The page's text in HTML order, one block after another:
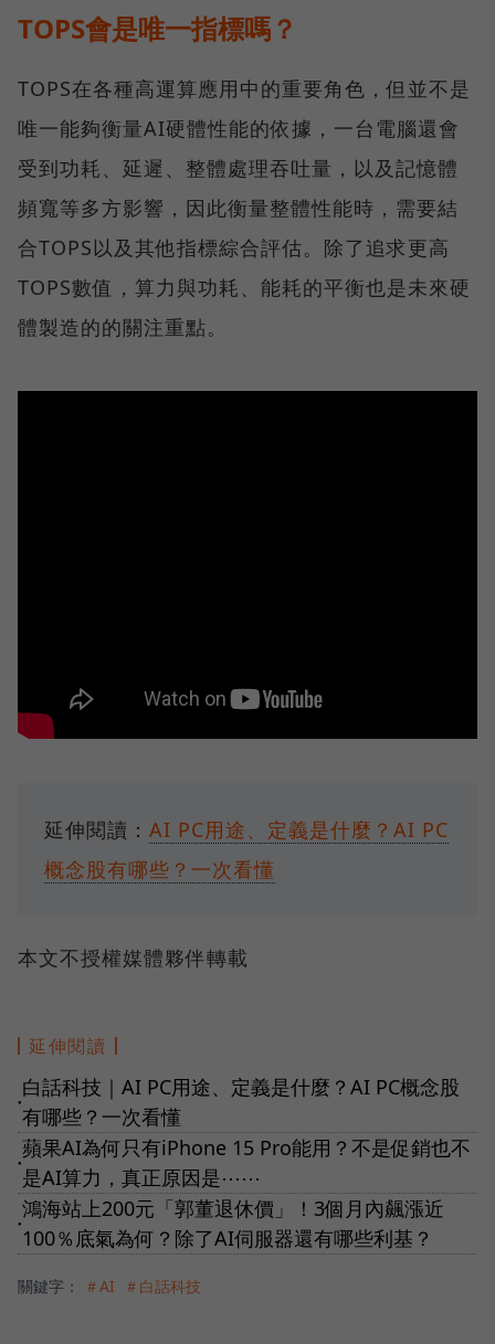
TOPS會是唯一指標嗎？
TOPS在各種高運算應用中的重要角色，但並不是
唯一能夠衡量AI硬體性能的依據，一台電腦還會
受到功耗、延遲、整體處理吞吐量，以及記憶體
頻寬等多方影響，因此衡量整體性能時，需要結
合TOPS以及其他指標綜合評估。除了追求更高
TOPS數值，算力與功耗、能耗的平衡也是未來硬
體製造的的關注重點。
延伸閱讀： AI PC用途、定義是什麼？AI PC
概念股有哪些？一次看懂
本文不授權媒體夥伴轉載
延伸閱讀
●
白話科技｜AI PC用途、定義是什麼？AI PC概念股
有哪些？一次看懂
●
蘋果AI為何只有iPhone 15 Pro能用？不是促銷也不
是AI算力，真正原因是⋯⋯
●
鴻海站上200元「郭董退休價」！3個月內飆漲近
100％底氣為何？除了AI伺服器還有哪些利基？
關鍵字： ＃AI ＃白話科技